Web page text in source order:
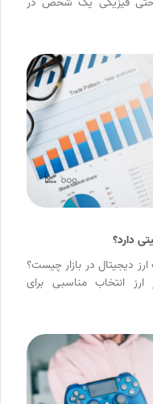
دارد؟
دیجیتال در بازار چیست؟
انتخاب مناسبی برای